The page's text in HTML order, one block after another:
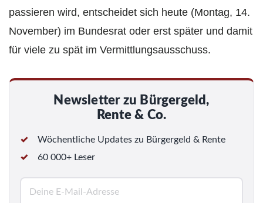
passieren wird, entscheidet sich heute (Montag, 14.
November) im Bundesrat oder erst später und damit
für viele zu spät im Vermittlungsausschuss.
Newsletter zu Bürgergeld,
Rente & Co.
Wöchentliche Updates zu Bürgergeld & Rente
60 000+ Leser